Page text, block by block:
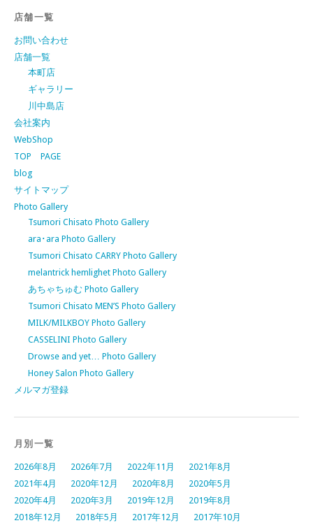
店舗一覧
お問い合わせ
店舗一覧
本町店
ギャラリー
川中島店
会社案内
WebShop
TOP PAGE
blog
サイトマップ
Photo Gallery
Tsumori Chisato Photo Gallery
ara･ara Photo Gallery
Tsumori Chisato CARRY Photo Gallery
melantrick hemlighet Photo Gallery
あちゃちゅむ Photo Gallery
Tsumori Chisato MEN’S Photo Gallery
MILK/MILKBOY Photo Gallery
CASSELINI Photo Gallery
Drowse and yet… Photo Gallery
Honey Salon Photo Gallery
メルマガ登録
月別一覧
2026年8月 2026年7月 2022年11月
2021年8月
2021年4月
2020年12月 2020年8月
2020年5月
2020年4月
2020年3月 2019年12月
2019年8月
2018年12月
2018年5月 2017年12月
2017年10月